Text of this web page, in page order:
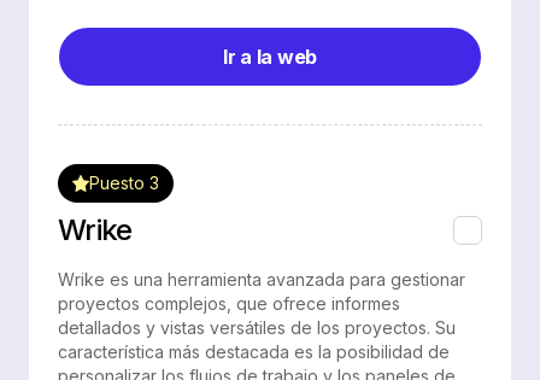
Ir a la web
Wrike
Puesto 3
Wrike es una herramienta avanzada para gestionar
proyectos complejos, que ofrece informes
detallados y vistas versátiles de los proyectos. Su
característica más destacada es la posibilidad de
personalizar los flujos de trabajo y los paneles de